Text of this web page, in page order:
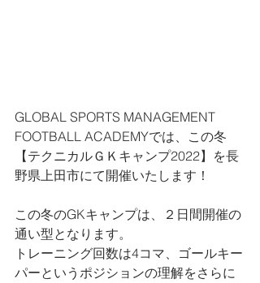
GLOBAL SPORTS MANAGEMENT
FOOTBALL ACADEMYでは、この冬
【テクニカルＧＫキャンプ2022】を長
野県上田市にて開催いたします！
この冬のGKキャンプは、２日間開催の
通い型となります。
トレーニング回数は4コマ、ゴールキー
パーというポジションの理解をさらに